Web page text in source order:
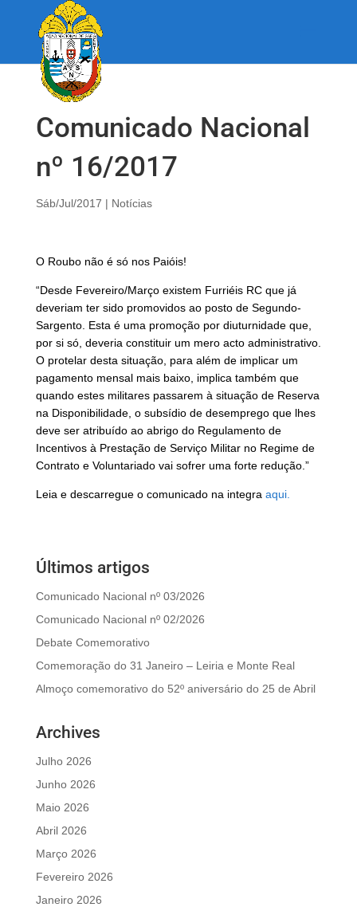
Comunicado Nacional
nº 16/2017
Sáb/Jul/2017 | Notícias
O Roubo não é só nos Paióis!
“Desde Fevereiro/Março existem Furriéis RC que já
deveriam ter sido promovidos ao posto de Segundo-
Sargento. Esta é uma promoção por diuturnidade que,
por si só, deveria constituir um mero acto administrativo.
O protelar desta situação, para além de implicar um
pagamento mensal mais baixo, implica também que
quando estes militares passarem à situação de Reserva
na Disponibilidade, o subsídio de desemprego que lhes
deve ser atribuído ao abrigo do Regulamento de
Incentivos à Prestação de Serviço Militar no Regime de
Contrato e Voluntariado vai sofrer uma forte redução.”
Leia e descarregue o comunicado na integra aqui.
Últimos artigos
Comunicado Nacional nº 03/2026
Comunicado Nacional nº 02/2026
Debate Comemorativo
Comemoração do 31 Janeiro – Leiria e Monte Real
Almoço comemorativo do 52º aniversário do 25 de Abril
Archives
Julho 2026
Junho 2026
Maio 2026
Abril 2026
Março 2026
Fevereiro 2026
Janeiro 2026